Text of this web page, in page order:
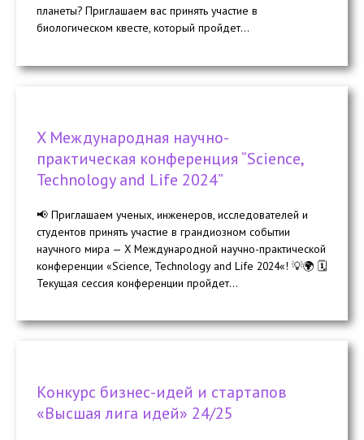
планеты? Приглашаем вас принять участие в
биологическом квесте, который пройдет...
X Международная научно-
практическая конференция “Science,
Technology and Life 2024”
📢 Приглашаем ученых, инженеров, исследователей и
студентов принять участие в грандиозном событии
научного мира — X Международной научно-практической
конференции «Science, Technology and Life 2024«! 💡🌍 🗓️
Текущая сессия конференции пройдет...
Конкурс бизнес-идей и стартапов
«Высшая лига идей» 24/25